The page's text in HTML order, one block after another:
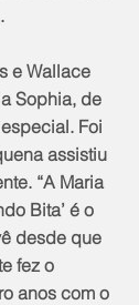
Sophia, de
Foi
assistiu
“A Maria
Bita’ é o
desde que
fez o
anos com o